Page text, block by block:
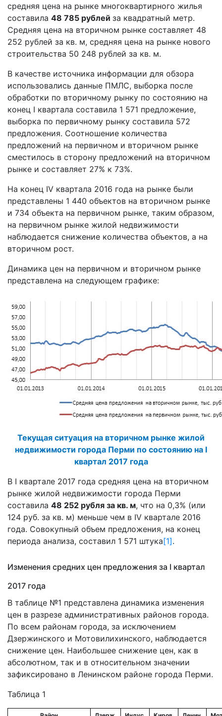
средняя цена на рынке многоквартирного жилья
составила 48 785 рублей за квадратный метр.
Средняя цена на вторичном рынке составляет 48
252 рублей за кв. м, средняя цена на рынке нового
строительства 50 248 рублей за кв. м.
В качестве источника информации для обзора
использовались данные ПМЛС, выборка после
обработки по вторичному рынку по состоянию на
конец I квартала составила 1 571 предложение,
выборка по первичному рынку составила 572
предложения. Соотношение количества
предложений на первичном и вторичном рынке
сместилось в сторону предложений на вторичном
рынке и составляет 27% к 73%.
На конец IV квартала 2016 года на рынке были
представлены 1 440 объектов на вторичном рынке
и 734 объекта на первичном рынке, таким образом,
на первичном рынке жилой недвижимости
наблюдается снижение количества объектов, а на
вторичном рост.
Динамика цен на первичном и вторичном рынке
представлена на следующем графике:
Текущая ситуация на вторичном рынке жилой
недвижимости города Перми по состоянию на I
квартал 2017 года
В I квартале 2017 года средняя цена на вторичном
рынке жилой недвижимости города Перми
составила 48 252 рубля за кв. м, что на 0,3% (или
124 руб. за кв. м) меньше чем в IV квартале 2016
года. Совокупный объем предложения, на конец
периода анализа, составил 1 571 штука[1].
Изменения средних цен предложения за I квартал
2017 года
В таблице №1 представлена динамика изменения
цен в разрезе административных районов города.
По всем районам города, за исключением
Дзержинского и Мотовилихинского, наблюдается
снижение цен. Наибольшее снижение цен, как в
абсолютном, так и в относительном значении
зафиксировано в Ленинском районе города Перми.
Таблица 1